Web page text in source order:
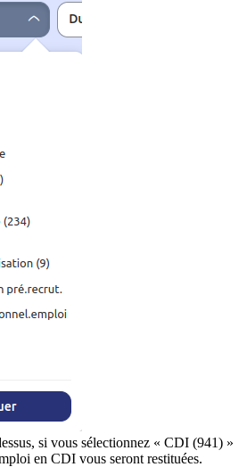
si vous sélectionnez « CDI (941) »
en CDI vous seront restituées.